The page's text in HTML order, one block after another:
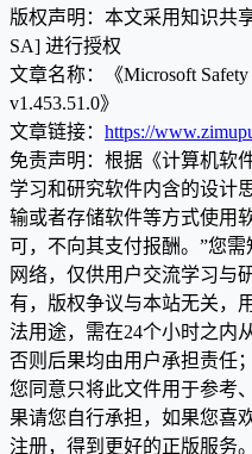
版权声明：本文采用知识共
SA] 进行授权
文章名称：《Microsoft
v1.453.51.0》
文章链接： https://
免责声明：根据《计算机软
学习和研究软件内含的设计
输或者存储软件等方式使用
可，不向其支付报酬。”您
网络，仅供用户交流学习与
有，版权争议与本站无关，
法用途，需在24个小时之内
否则后果均由用户承担责任
您同意只将此文件用于参考
果请您自行承担，如果您喜
注册，得到更好的正版服务。